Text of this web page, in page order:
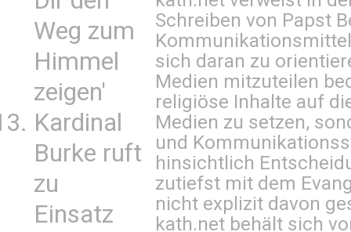
Weg zum
Himmel
zeigen'
Kardinal
Burke ruft
zu
Einsatz
Schreiben von Papst
sich daran zu
Medien mitzuteilen
religiöse Inhalte auf
Medien zu setzen,
und
hinsichtlich
zutiefst mit dem
nicht explizit davon
kath.net behält sich